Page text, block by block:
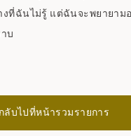
ที่ฉันไม่รู้ แต่ฉันจะพยายาม
บ
กลับไปที่หน้ารวมรายการ